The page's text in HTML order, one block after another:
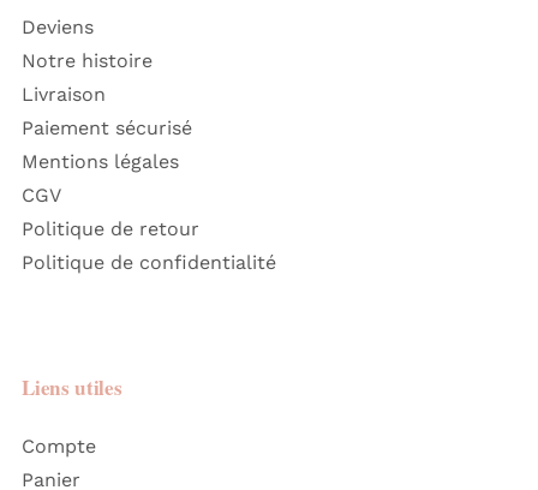
Deviens
Notre histoire
Livraison
Paiement sécurisé
Mentions légales
CGV
Politique de retour
Politique de confidentialité
Liens utiles
Compte
Panier